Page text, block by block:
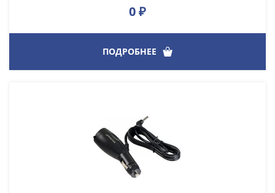
0 ₽
ПОДРОБНЕЕ